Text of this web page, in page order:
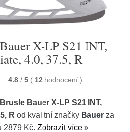
X-LP S21 INT,
4.0, 37.5, R
4.8 / 5 ( 12 hodnocení )
Bauer X-LP S21 INT,
R od kvalitní značky Bauer za
2879 Kč. Zobrazit více »